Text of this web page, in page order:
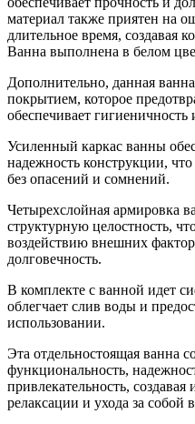
материал также приятен на
длительное время, создавая
Ванна выполнена в белом
Дополнительно, данная
покрытием, которое
обеспечивает гигиеничность
Усиленный каркас ванны
надежность конструкции,
без опасений и сомнений.
Четырехслойная армировка
структурную целостность,
воздействию внешних
долговечность.
В комплекте с ванной идет
облегчает слив воды и
использовании.
Эта отдельностоящая ванна
функциональность,
привлекательность, создавая
релаксации и ухода за собой